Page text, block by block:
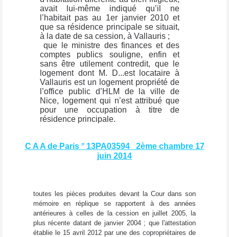
avait lui-même indiqué qu’il ne
l’habitait pas au 1er janvier 2010 et
que sa résidence principale se situait,
à la date de sa cession, à Vallauris ;
que le ministre des finances et des
comptes publics souligne, enfin et
sans être utilement contredit, que le
logement dont M. D...est locataire à
Vallauris est un logement propriété de
l’office public d’HLM de la ville de
Nice, logement qui n’est attribué que
pour une occupation à titre de
résidence principale.
C A A de Paris ° 13PA03594 2ème chambre 17
juin 2014
toutes les pièces produites devant la Cour dans son
mémoire en réplique se rapportent à des années
antérieures à celles de la cession en juillet 2005, la
plus récente datant de janvier 2004 ; que l'attestation
établie le 15 avril 2012 par une des copropriétaires de